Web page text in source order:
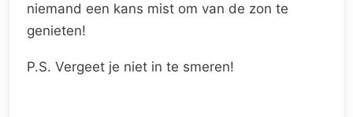
niemand een kans mist om van de zon te
genieten!
P.S. Vergeet je niet in te smeren!